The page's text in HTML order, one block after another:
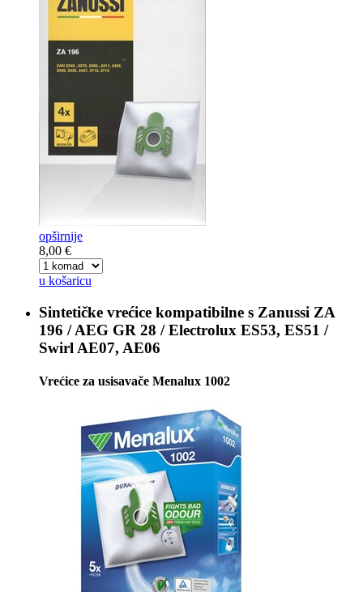
opširnije
8,00 €
u košaricu
Sintetičke vrećice kompatibilne s Zanussi ZA
196 / AEG GR 28 / Electrolux ES53, ES51 /
Swirl AE07, AE06
Vrećice za usisavače Menalux 1002